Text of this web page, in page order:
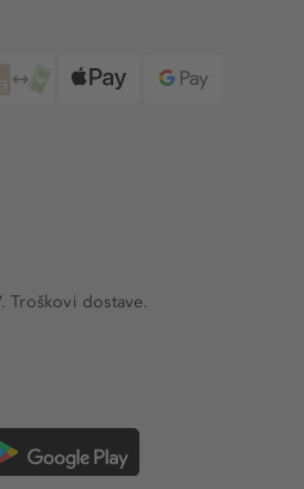
Troškovi dostave.